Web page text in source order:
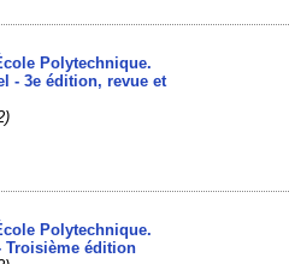
Polytechnique.
- 3e édition, revue et
Polytechnique.
Troisième édition